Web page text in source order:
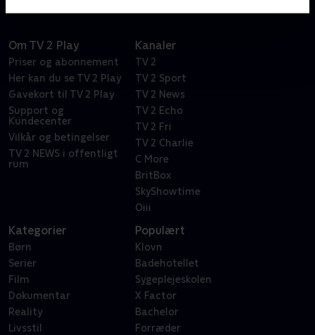
Om TV 2 Play
Priser og abonnement
Her kan du se TV 2 Play
Gavekort til TV 2 Play
Support og
Kundecenter
Vilkår og betingelser
TV 2 NEWS i offentligt
rum
Kanaler
TV 2
TV 2 Sport
TV 2 News
TV 2 Echo
TV 2 Fri
TV 2 Charlie
C More
BritBox
SkyShowtime
Oiii
Kategorier
Børn
Serier
Film
Dokumentar
Reality
Livsstil
Populært
Klovn
Badehotellet
Sygeplejeskolen
X Factor
Bachelor
Forræder